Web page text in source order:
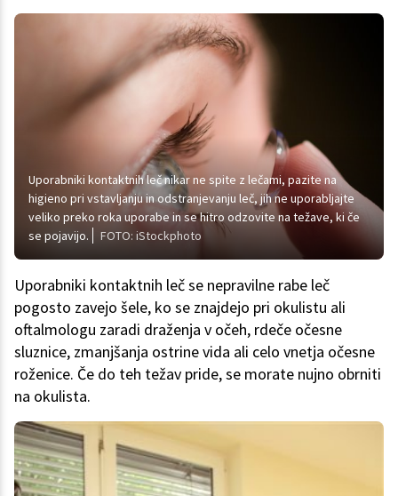
Uporabniki kontaktnih leč nikar ne spite z lečami, pazite na
higieno pri vstavljanju in odstranjevanju leč, jih ne uporabljajte
veliko preko roka uporabe in se hitro odzovite na težave, ki če
se pojavijo.
FOTO: iStockphoto
Uporabniki kontaktnih leč se nepravilne rabe leč
pogosto zavejo šele, ko se znajdejo pri okulistu ali
oftalmologu zaradi draženja v očeh, rdeče očesne
sluznice, zmanjšanja ostrine vida ali celo vnetja očesne
roženice. Če do teh težav pride, se morate nujno obrniti
na okulista.